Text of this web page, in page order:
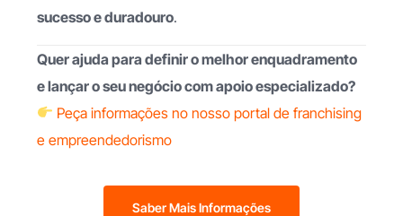
sucesso e duradouro.
Quer ajuda para definir o melhor enquadramento
e lançar o seu negócio com apoio especializado?
Peça informações no nosso portal de franchising
e empreendedorismo
Saber Mais Informações